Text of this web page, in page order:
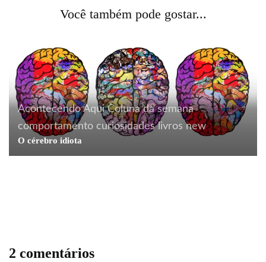
Você também pode gostar...
Acontecendo Aqui Coluna da semana
comportamento curiosidades livros new
O cérebro idiota
cotidiano curiosidades
Da série spams bizarros
Acontecendo Aqui
2 comentários